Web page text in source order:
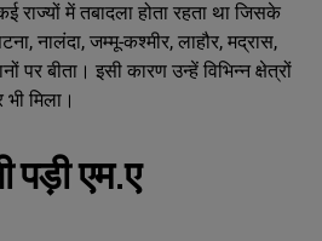
में तबादला होता रहता था जिसके
नालंदा, जम्मू-कश्मीर, लाहौर, मद्रास,
बीता। इसी कारण उन्हें विभिन्न क्षेत्रों
मिला।
पड़ी एम.ए